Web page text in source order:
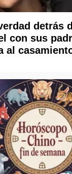
detrás
con sus
al